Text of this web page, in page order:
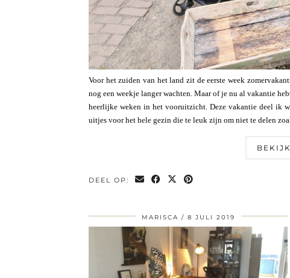
Voor het zuiden van het land zit de eerste week
nog een weekje langer wachten. Maar of je nu al vakantie
heerlijke weken in het vooruitzicht. Deze vakantie deel ik
uitjes voor het hele gezin die te leuk zijn om niet te delen
DEEL OP:
MARISCA 8 JULI 2019